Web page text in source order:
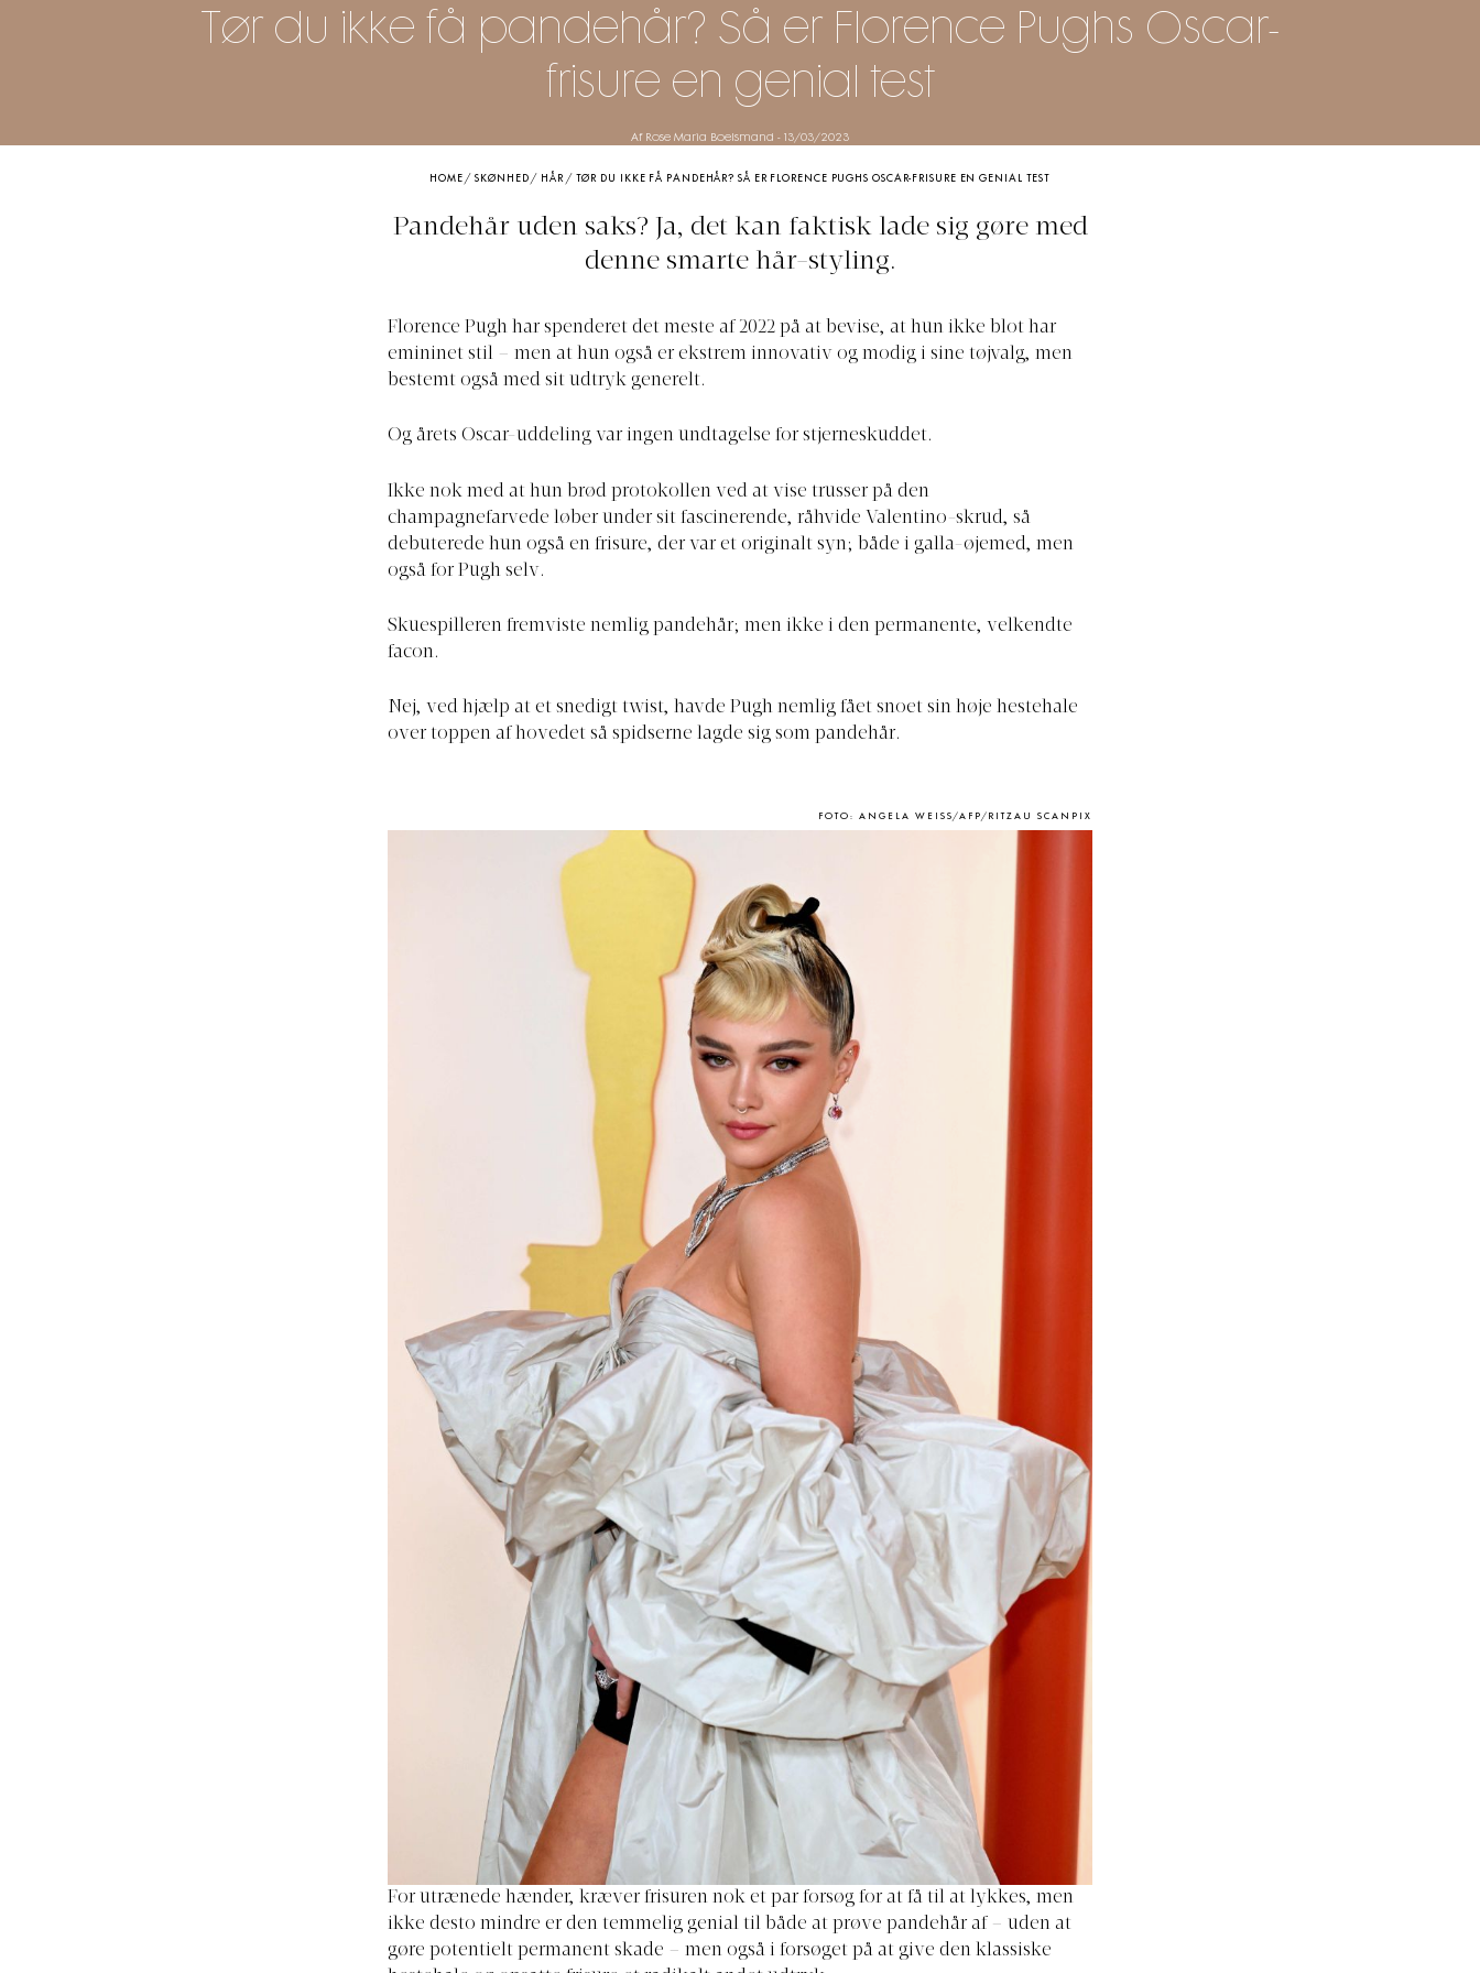
Tør du ikke få pandehår? Så er Florence Pughs Oscar-
frisure en genial test
Af Rose Maria Boelsmand - 13/03/2023
HOME /SKØNHED / HÅR / TØR DU IKKE FÅ PANDEHÅR? SÅ ER FLORENCE PUGHS OSCAR-FRISURE EN GENIAL TEST
Pandehår uden saks? Ja, det kan faktisk lade sig gøre med
denne smarte hår-styling.
Florence Pugh har spenderet det meste af 2022 på at bevise, at hun ikke blot har
emininet stil – men at hun også er ekstrem innovativ og modig i sine tøjvalg, men
bestemt også med sit udtryk generelt.
Og årets Oscar-uddeling var ingen undtagelse for stjerneskuddet.
Ikke nok med at hun brød protokollen ved at vise trusser på den
champagnefarvede løber under sit fascinerende, råhvide Valentino-skrud, så
debuterede hun også en frisure, der var et originalt syn; både i galla-øjemed, men
også for Pugh selv.
Skuespilleren fremviste nemlig pandehår; men ikke i den permanente, velkendte
facon.
Nej, ved hjælp at et snedigt twist, havde Pugh nemlig fået snoet sin høje hestehale
over toppen af hovedet så spidserne lagde sig som pandehår.
FOTO: ANGELA WEISS/AFP/RITZAU SCANPIX
For utrænede hænder, kræver frisuren nok et par forsøg for at få til at lykkes, men
ikke desto mindre er den temmelig genial til både at prøve pandehår af – uden at
gøre potentielt permanent skade – men også i forsøget på at give den klassiske